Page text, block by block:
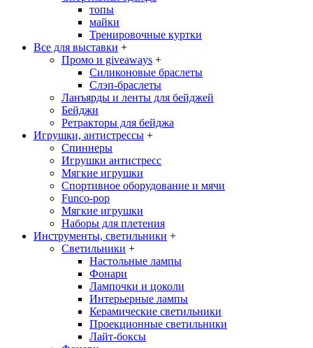
топы
майки
Тренировочные куртки
Все для выставки +
Промо и giveaways +
Силиконовые браслеты
Cлэп-браслеты
Ланъярды и ленты для бейджей
Бейджи
Ретракторы для бейджа
Игрушки, антистрессы +
Спиннеры
Игрушки антистресс
Мягкие игрушки
Спортивное оборудование и мячи
Funco-pop
Мягкие игрушки
Наборы для плетения
Инструменты, светильники +
Светильники +
Настольные лампы
Фонари
Лампочки и цоколи
Интерьерные лампы
Керамические светильники
Проекционные светильники
Лайт-боксы